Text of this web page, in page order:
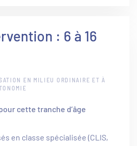
: 6 à 16
EN MILIEU ORDINAIRE ET À
cette tranche d’âge
en classe spécialisée (CLIS,